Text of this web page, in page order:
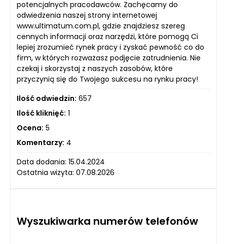
potencjalnych pracodawców. Zachęcamy do
odwiedzenia naszej strony internetowej
www.ultimatum.com.pl, gdzie znajdziesz szereg
cennych informacji oraz narzędzi, które pomogą Ci
lepiej zrozumieć rynek pracy i zyskać pewność co do
firm, w których rozważasz podjęcie zatrudnienia. Nie
czekaj i skorzystaj z naszych zasobów, które
przyczynią się do Twojego sukcesu na rynku pracy!
Ilość odwiedzin: 657
Ilość kliknięć: 1
Ocena: 5
Komentarzy: 4
Data dodania: 15.04.2024
Ostatnia wizyta: 07.08.2026
Wyszukiwarka numerów telefonów